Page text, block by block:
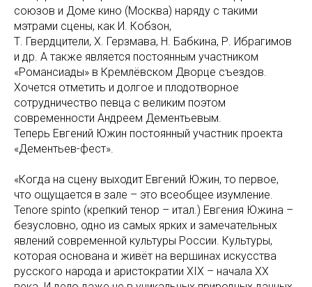
союзов и Доме кино (Москва) наряду с такими
мэтрами сцены, как И. Кобзон,
Т. Гвердцители, Х. Герзмава, Н. Бабкина, Р. Ибрагимов
и др. А также является постоянным участником
«Романсиады» в Кремлёвском Дворце съездов.
Хочется отметить и долгое и плодотворное
сотрудничество певца с великим поэтом
современности Андреем Дементьевым.
Теперь Евгений Южин постоянный участник проекта
«Дементьев-фест».
«Когда на сцену выходит Евгений Южин, то первое,
что ощущается в зале – это всеобщее изумление.
Tenore spinto (крепкий тенор – итал.) Евгения Южина –
безусловно, одно из самых ярких и замечательных
явлений современной культуры России. Культуры,
которая основана и живёт на вершинах искусства
русского народа и аристократии XIX – начала XX